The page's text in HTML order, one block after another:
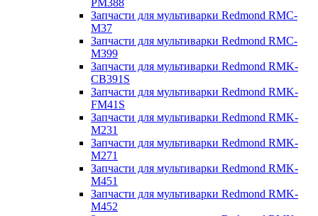
PM388
Запчасти для мультиварки Redmond RMC-
M37
Запчасти для мультиварки Redmond RMC-
M399
Запчасти для мультиварки Redmond RMK-
CB391S
Запчасти для мультиварки Redmond RMK-
FM41S
Запчасти для мультиварки Redmond RMK-
M231
Запчасти для мультиварки Redmond RMK-
M271
Запчасти для мультиварки Redmond RMK-
M451
Запчасти для мультиварки Redmond RMK-
M452